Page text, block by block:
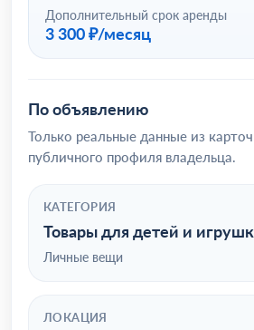
Дополнительный срок аренды
3 300 ₽/месяц
По объявлению
Только реальные данные из
публичного профиля владельца.
КАТЕГОРИЯ
Товары для детей и
Личные вещи
ЛОКАЦИЯ